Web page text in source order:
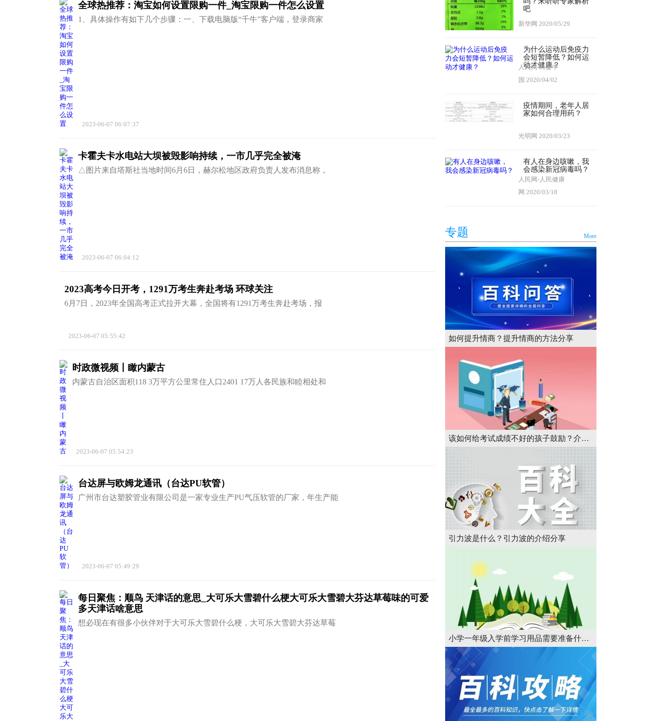
全球热推荐：淘宝如何设置限购一件_淘宝限购一件怎么设置
1、具体操作有如下几个步骤：一、下载电脑版“千牛”客户端，登录商家
2023-06-07 06:07:37
卡霍夫卡水电站大坝被毁影响持续，一市几乎完全被淹
△图片来自塔斯社​当地时间6月6日，赫尔松地区政府负责人发布消息称，
2023-06-07 06:04:12
2023高考今日开考，1291万考生奔赴考场 环球关注
6月7日，2023年全国高考正式拉开大幕，全国将有1291万考生奔赴考场，报
2023-06-07 05:55:42
时政微视频丨瞰内蒙古
内蒙古自治区面积118 3万平方公里常住人口2401 17万人各民族和睦相处和
2023-06-07 05:54:23
台达屏与欧姆龙通讯（台达PU软管）
广州市台达塑胶管业有限公司是一家专业生产PU气压软管的厂家，年生产能
2023-06-07 05:49:29
每日聚焦：顺鸟 天津话的意思_大可乐大雪碧什么梗大可乐大雪碧大芬达草莓味的可爱
多天津话啥意思
想必现在有很多小伙伴对于大可乐大雪碧什么梗，大可乐大雪碧大芬达草莓
吧
新华网 2020/05/29
为什么运动后免疫力
会短暂降低？如何运
动才健康？
人民网-科普中
国 2020/04/02
疫情期间，老年人居
家如何合理用药？
光明网 2020/03/23
有人在身边咳嗽，我
会感染新冠病毒吗？
人民网-人民健康
网 2020/03/18
专题 More
如何提升情商？提升情商的方法分享
该如何给考试成绩不好的孩子鼓励？介绍方法
引力波是什么？引力波的介绍分享
小学一年级入学前学习用品需要准备什么？入学前学习用品的准备